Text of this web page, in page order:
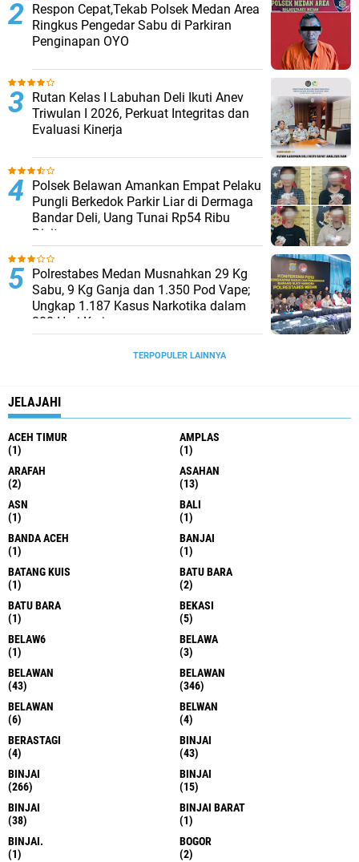
Respon Cepat,Tekab Polsek Medan Area
Ringkus Pengedar Sabu di Parkiran
Penginapan OYO
Rutan Kelas I Labuhan Deli Ikuti Anev
Triwulan I 2026, Perkuat Integritas dan
Evaluasi Kinerja
Polsek Belawan Amankan Empat Pelaku
Pungli Berkedok Parkir Liar di Dermaga
Bandar Deli, Uang Tunai Rp54 Ribu
Disita
Polrestabes Medan Musnahkan 29 Kg
Sabu, 9 Kg Ganja dan 1.350 Pod Vape;
Ungkap 1.187 Kasus Narkotika dalam
300 Hari Kerja
TERPOPULER LAINNYA
JELAJAHI
ACEH TIMUR
(1)
AMPLAS
(1)
ARAFAH
(2)
ASAHAN
(13)
ASN
(1)
BALI
(1)
BANDA ACEH
(1)
BANJAI
(1)
BATANG KUIS
(1)
BATU BARA
(2)
BATU BARA
(1)
BEKASI
(5)
BELAW6
(1)
BELAWA
(3)
BELAWAN
(43)
BELAWAN
(346)
BELAWAN
(6)
BELWAN
(4)
BERASTAGI
(4)
BINJAI
(43)
BINJAI
(266)
BINJAI
(15)
BINJAI
(38)
BINJAI BARAT
(1)
BINJAI.
(1)
BOGOR
(2)